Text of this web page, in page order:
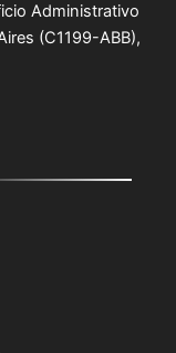
Administrativo
(C1199-ABB),